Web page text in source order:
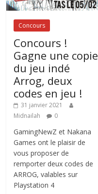
Concours
Concours !
Gagne une copie
du jeu indé
Arrog, deux
codes en jeu !
31 janvier 2021
Midnailah
0
GamingNewZ et Nakana
Games ont le plaisir de
vous proposer de
remporter deux codes de
ARROG, valables sur
Playstation 4